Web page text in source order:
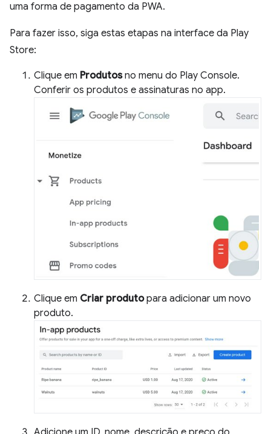
uma forma de pagamento da PWA.
Para fazer isso, siga estas etapas na interface da Play
Store:
Clique em Produtosno menu do Play Console.
Conferir os produtos e assinaturas no app.
Clique em Criar produtopara adicionar um novo
produto.